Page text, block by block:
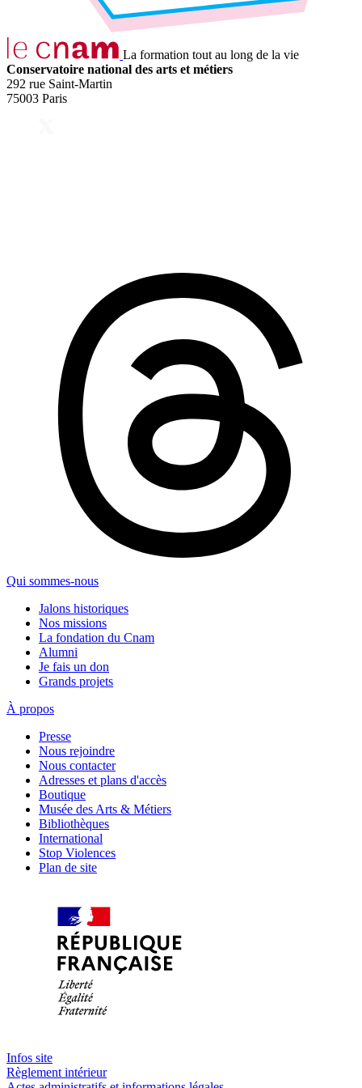
La formation tout au long de la vie
Conservatoire national des arts et métiers
292 rue Saint-Martin
75003 Paris
Qui sommes-nous
Jalons historiques
Nos missions
La fondation du Cnam
Alumni
Je fais un don
Grands projets
À propos
Presse
Nous rejoindre
Nous contacter
Adresses et plans d'accès
Boutique
Musée des Arts & Métiers
Bibliothèques
International
Stop Violences
Plan de site
Infos site
Règlement intérieur